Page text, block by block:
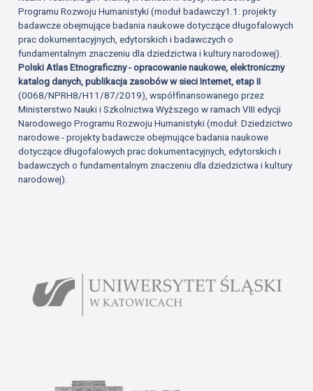
Programu Rozwoju Humanistyki (moduł badawczy1.1: projekty
badawcze obejmujące badania naukowe dotyczące długofalowych
prac dokumentacyjnych, edytorskich i badawczych o
fundamentalnym znaczeniu dla dziedzictwa i kultury narodowej).
Polski Atlas Etnograficzny - opracowanie naukowe, elektroniczny
katalog danych, publikacja zasobów w sieci Internet, etap II
(0068/NPRH8/H11/87/2019), współfinansowanego przez
Ministerstwo Nauki i Szkolnictwa Wyższego w ramach VIII edycji
Narodowego Programu Rozwoju Humanistyki (moduł: Dziedzictwo
narodowe - projekty badawcze obejmujące badania naukowe
dotyczące długofalowych prac dokumentacyjnych, edytorskich i
badawczych o fundamentalnym znaczeniu dla dziedzictwa i kultury
narodowej).